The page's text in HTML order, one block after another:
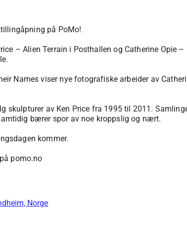
på PoMo!
– Alien Terrain i Posthallen og Catherine Opie
Names viser nye fotografiske arbeider av
skulpturer av Ken Price fra 1995 til 2011.
bærer spor av noe kroppslig og nært.
kommer.
pomo.no
Norge